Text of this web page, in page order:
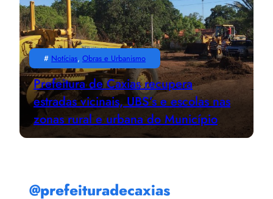
# Notícias, Obras e Urbanismo
Prefeitura de Caxias recupera
estradas vicinais, UBS’s e escolas nas
zonas rural e urbana do Município
@prefeituradecaxias